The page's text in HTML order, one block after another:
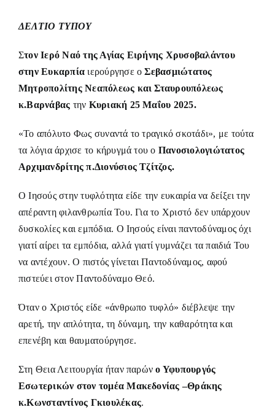
ΔΕΛΤΙΟ ΤΥΠΟΥ
Στον Ιερό Ναό της Αγίας Ειρήνης Χρυσοβαλάντου
στην Ευκαρπία ιερούργησε οΣεβασμιώτατος
Μητροπολίτης Νεαπόλεως και Σταυρουπόλεως
κ.Βαρνάβας την Κυριακή 25 Μαΐου 2025.
«Το απόλυτο Φως συναντά το τραγικό σκοτάδι», με τούτα
τα λόγια άρχισε το κήρυγμά του ο Πανοσιολογιώτατος
Αρχιμανδρίτης π.Διονύσιος Τζίτζος.
Ο Ιησούς στην τυφλότητα είδε την ευκαιρία να δείξει την
απέραντη φιλανθρωπία Του. Για το Χριστό δεν υπάρχουν
δυσκολίες και εμπόδια. Ο Ιησούς είναι παντοδύναμος όχι
γιατί αίρει τα εμπόδια, αλλά γιατί γυμνάζει τα παιδιά Του
να αντέχουν. Ο πιστός γίνεται Παντοδύναμος, αφού
πιστεύει στον Παντοδύναμο Θεό.
Όταν ο Χριστός είδε «άνθρωπο τυφλό» διέβλεψε την
αρετή, την απλότητα, τη δύναμη, την καθαρότητα και
επενέβη και θαυματούργησε.
Στη Θεια Λειτουργία ήταν παρώνο Υφυπουργός
Εσωτερικών στον τομέα Μακεδονίας –Θράκης
κ.Κωνσταντίνος Γκιουλέκας.